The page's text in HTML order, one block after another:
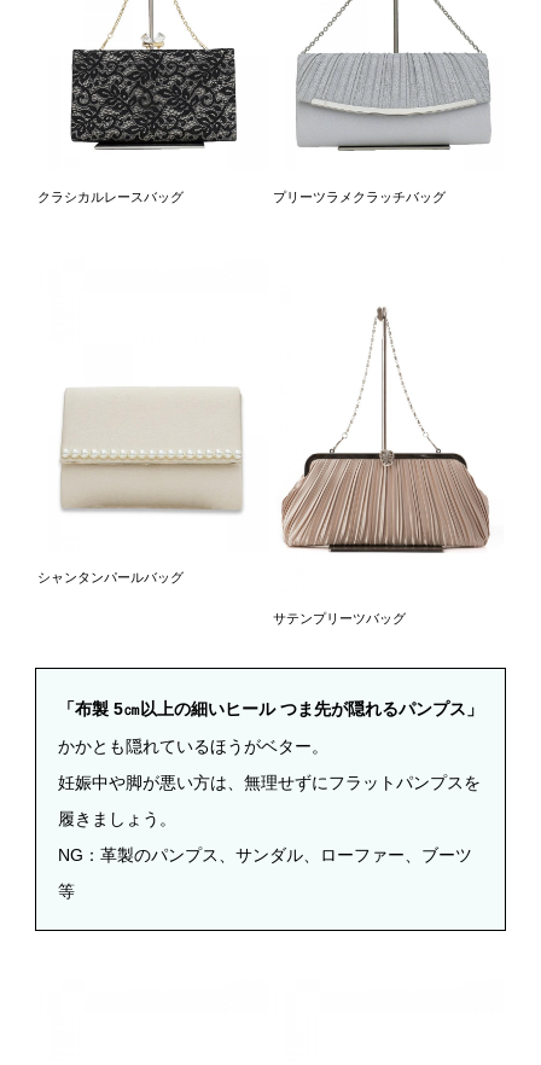
クラシカルレースバッグ プリーツラメクラッチバッグ
シャンタンパールバッグ
サテンプリーツバッグ
「布製 5㎝以上の細いヒール つま先が隠れるパンプス」
かかとも隠れているほうがベター。
妊娠中や脚が悪い方は、無理せずにフラットパンプスを
履きましょう。
NG ：革製のパンプス、サンダル、ローファー、ブーツ
等